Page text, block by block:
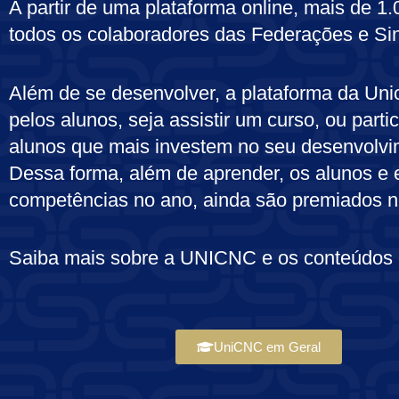
A partir de uma plataforma online, mais de
todos os colaboradores das Federações e
Além de se desenvolver, a plataforma da
pelos alunos, seja assistir um curso, ou
alunos que mais investem no seu
Dessa forma, além de aprender, os alunos
competências no ano, ainda são premiados
Saiba mais sobre a UNICNC e os
UniCNC em Geral